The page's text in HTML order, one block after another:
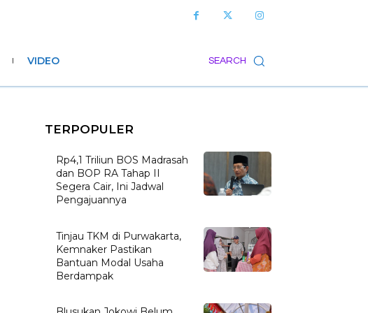
SEARCH
VIDEO
TERPOPULER
Rp4,1 Triliun BOS Madrasah
dan BOP RA Tahap II
Segera Cair, Ini Jadwal
Pengajuannya
Tinjau TKM di Purwakarta,
Kemnaker Pastikan
Bantuan Modal Usaha
Berdampak